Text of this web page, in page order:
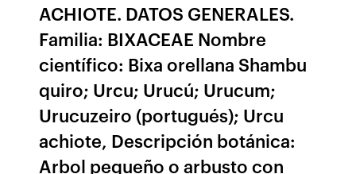
ACHIOTE. DATOS GENERALES.
Familia: BIXACEAE Nombre
científico: Bixa orellana Shambu
quiro; Urcu; Urucú; Urucum;
Urucuzeiro (portugués); Urcu
achiote, Descripción botánica:
Arbol pequeño o arbusto con